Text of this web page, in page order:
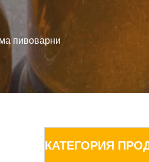
пивоварни
КАТЕГОРИЯ